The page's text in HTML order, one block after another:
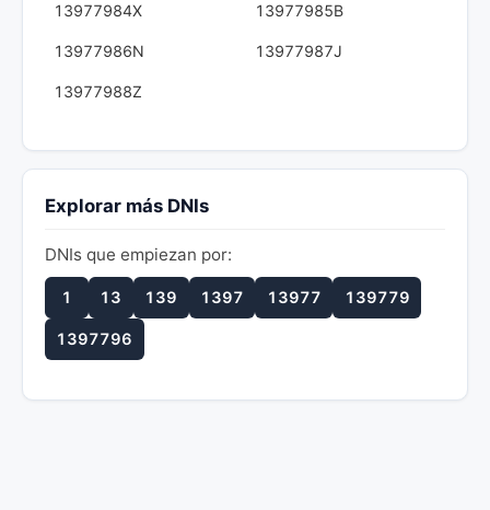
13977984X 13977985B
13977986N 13977987J
13977988Z
Explorar más DNIs
DNIs que empiezan por:
1 13 139 1397 13977 139779
1397796